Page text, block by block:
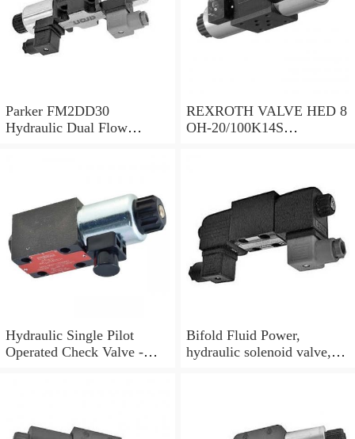
Parker FM2DD30
Hydraulic Dual Flow
REXROTH VALVE HED 8
OH-20/100K14S
Hydraulic Single Pilot
Operated Check Valve -
Bifold Fluid Power,
hydraulic solenoid valve,